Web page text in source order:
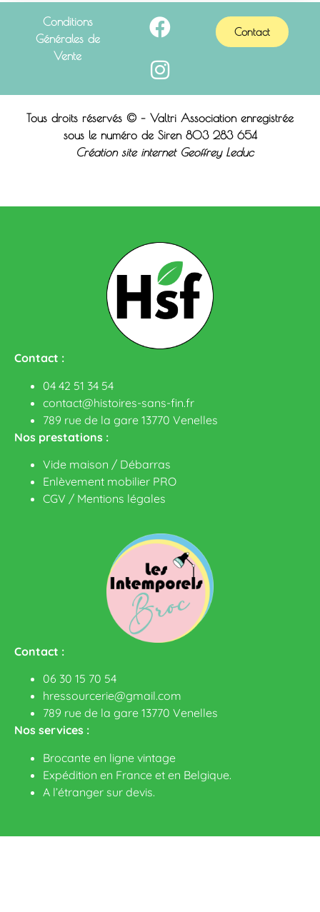
Conditions
Générales de
Vente
Contact
Tous droits réservés © – Valtri Association enregistrée
sous le numéro de Siren 803 283 654
Création site internet Geoffrey Leduc
Contact :
04 42 51 34 54
contact@histoires-sans-fin.fr
789 rue de la gare 13770 Venelles
Nos prestations :
Vide maison / Débarras
Enlèvement mobilier PRO
CGV / Mentions légales
Contact :
06 30 15 70 54
hressourcerie@gmail.com
789 rue de la gare 13770 Venelles
Nos services :
Brocante en ligne vintage
Expédition en France et en Belgique.
A l’étranger sur devis.